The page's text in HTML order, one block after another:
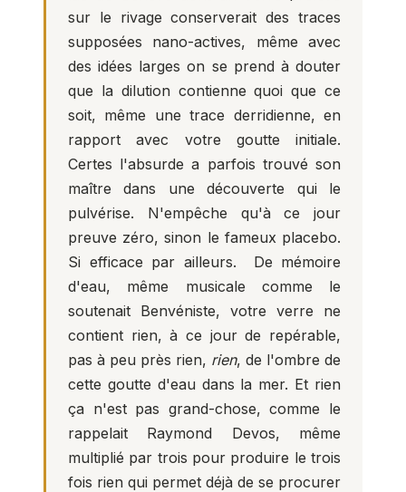
sur le rivage conserverait des traces
supposées nano-actives, même avec
des idées larges on se prend à douter
que la dilution contienne quoi que ce
soit, même une trace derridienne, en
rapport avec votre goutte initiale.
Certes l'absurde a parfois trouvé son
maître dans une découverte qui le
pulvérise. N'empêche qu'à ce jour
preuve zéro, sinon le fameux placebo.
Si efficace par ailleurs. De mémoire
d'eau, même musicale comme le
soutenait Benvéniste, votre verre ne
contient rien, à ce jour de repérable,
pas à peu près rien, rien, de l'ombre de
cette goutte d'eau dans la mer. Et rien
ça n'est pas grand-chose, comme le
rappelait Raymond Devos, même
multiplié par trois pour produire le trois
fois rien qui permet déjà de se procurer